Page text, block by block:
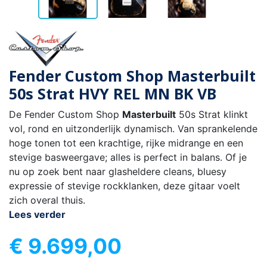
Fender Custom Shop Masterbuilt
50s Strat HVY REL MN BK VB
De Fender Custom Shop Masterbuilt 50s Strat klinkt
vol, rond en uitzonderlijk dynamisch. Van sprankelende
hoge tonen tot een krachtige, rijke midrange en een
stevige basweergave; alles is perfect in balans. Of je
nu op zoek bent naar glasheldere cleans, bluesy
expressie of stevige rockklanken, deze gitaar voelt
zich overal thuis.
Lees verder
€ 9.699,00